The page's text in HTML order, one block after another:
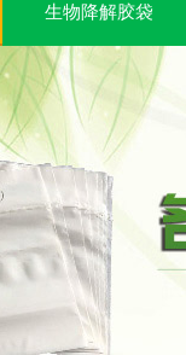
生物降解胶袋
外卖包装